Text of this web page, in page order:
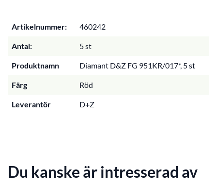
Artikelnummer: 460242
Antal: 5 st
Produktnamn Diamant D&Z FG 951KR/017*, 5 st
Färg Röd
Leverantör D+Z
Du kanske är intresserad av